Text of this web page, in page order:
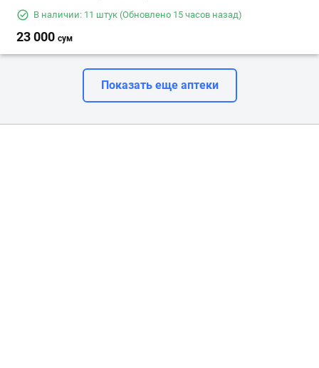
В наличии: 11 штук (Обновлено 15 часов назад)
23 000 сум
Показать еще аптеки